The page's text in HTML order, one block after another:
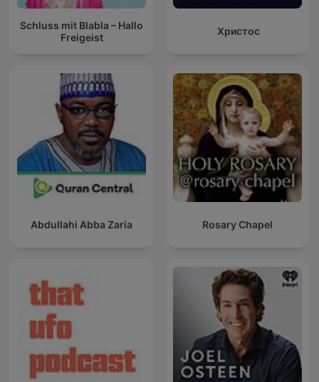
Schluss mit Blabla – Hallo
Freigeist
Христос
Abdullahi Abba Zaria Rosary Chapel